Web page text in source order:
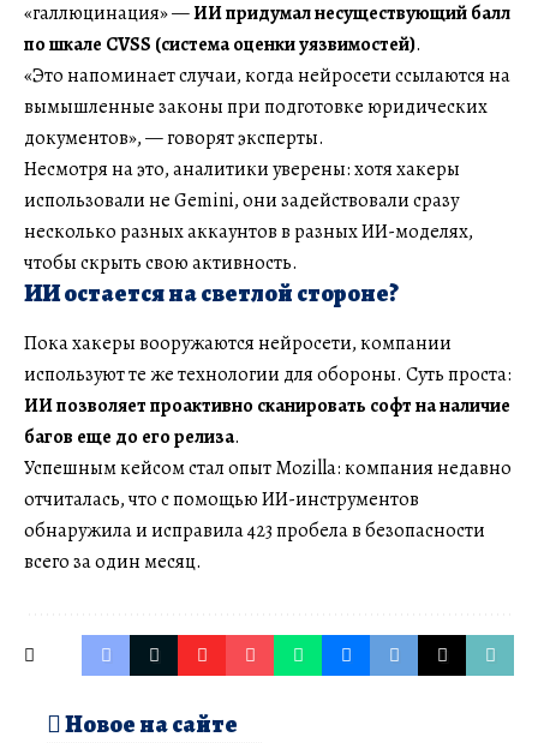
«галлюцинация» —ИИ придумал несуществующий балл
по шкале CVSS (система оценки уязвимостей).
«Это напоминает случаи, когда нейросети ссылаются на
вымышленные законы при подготовке юридических
документов», — говорят эксперты.
Несмотря на это, аналитики уверены: хотя хакеры
использовали не Gemini, они задействовали сразу
несколько разных аккаунтов в разных ИИ-моделях,
чтобы скрыть свою активность.
ИИ остается на светлой стороне?
Пока хакеры вооружаются нейросети, компании
используют те же технологии для обороны. Суть проста:
ИИ позволяет проактивно сканировать софт на наличие
багов еще до его релиза.
Успешным кейсом стал опыт Mozilla: компания недавно
отчиталась, что с помощью ИИ-инструментов
обнаружила и исправила 423 пробела в безопасности
всего за один месяц.
Новое на сайте